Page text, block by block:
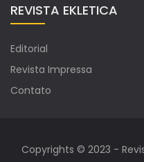
REVISTA EKLETICA
Editorial
Revista Impressa
Contato
Copyrights © 2023 -